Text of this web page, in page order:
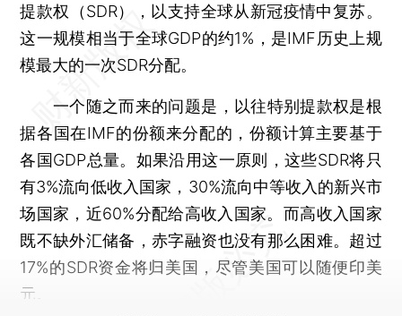
提款权（SDR），以支持全球从新冠疫情中复苏。
这一规模相当于全球GDP的约1%，是IMF历史上规
模最大的一次SDR分配。
一个随之而来的问题是，以往特别提款权是根
据各国在IMF的份额来分配的，份额计算主要基于
各国GDP总量。如果沿用这一原则，这些SDR将只
有3%流向低收入国家，30%流向中等收入的新兴市
场国家，近60%分配给高收入国家。而高收入国家
既不缺外汇储备，赤字融资也没有那么困难。超过
17%的SDR资金将归美国，尽管美国可以随便印美
元。